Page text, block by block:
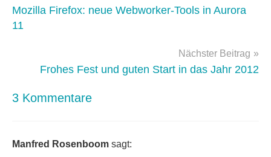
books
Mozilla Firefox: neue Webworker-Tools in Aurora
11
Nächster Beitrag
Frohes Fest und guten Start in das Jahr 2012
3 Kommentare
Manfred Rosenboom sagt: